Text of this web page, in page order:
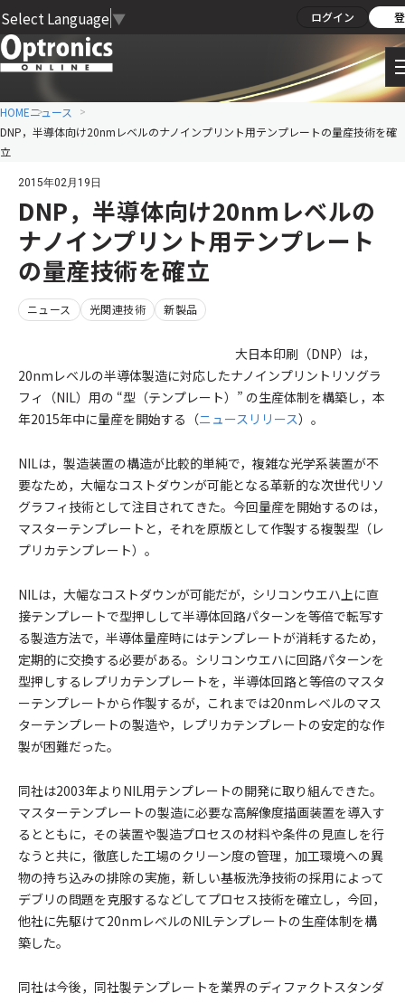
Select Language ▼ ログイン
HOMEニュース
DNP，半導体向け20nmレベルのナノインプリント用テンプレートの量産技術を確
立
2015年02月19日
DNP，半導体向け20nmレベルの
ナノインプリント用テンプレート
の量産技術を確立
ニュース 光関連技術 新製品
大日本印刷（DNP）は，
20nmレベルの半導体製造に対応したナノインプリントリソグラ
フィ（NIL）用の “型（テンプレート）” の生産体制を構築し，本
年2015年中に量産を開始する（ニュースリリース）。
NILは，製造装置の構造が比較的単純で，複雑な光学系装置が不
要なため，大幅なコストダウンが可能となる革新的な次世代リソ
グラフィ技術として注目されてきた。今回量産を開始するのは，
マスターテンプレートと，それを原版として作製する複製型（レ
プリカテンプレート）。
NILは，大幅なコストダウンが可能だが，シリコンウエハ上に直
接テンプレートで型押しして半導体回路パターンを等倍で転写す
る製造方法で，半導体量産時にはテンプレートが消耗するため，
定期的に交換する必要がある。シリコンウエハに回路パターンを
型押しするレプリカテンプレートを，半導体回路と等倍のマスタ
ーテンプレートから作製するが，これまでは20nmレベルのマス
ターテンプレートの製造や，レプリカテンプレートの安定的な作
製が困難だった。
同社は2003年よりNIL用テンプレートの開発に取り組んできた。
マスターテンプレートの製造に必要な高解像度描画装置を導入す
るとともに，その装置や製造プロセスの材料や条件の見直しを行
なうと共に，徹底した工場のクリーン度の管理，加工環境への異
物の持ち込みの排除の実施，新しい基板洗浄技術の採用によって
デブリの問題を克服するなどしてプロセス技術を確立し，今回，
他社に先駆けて20nmレベルのNILテンプレートの生産体制を構
築した。
同社は今後，同社製テンプレートを業界のディファクトスタンダ